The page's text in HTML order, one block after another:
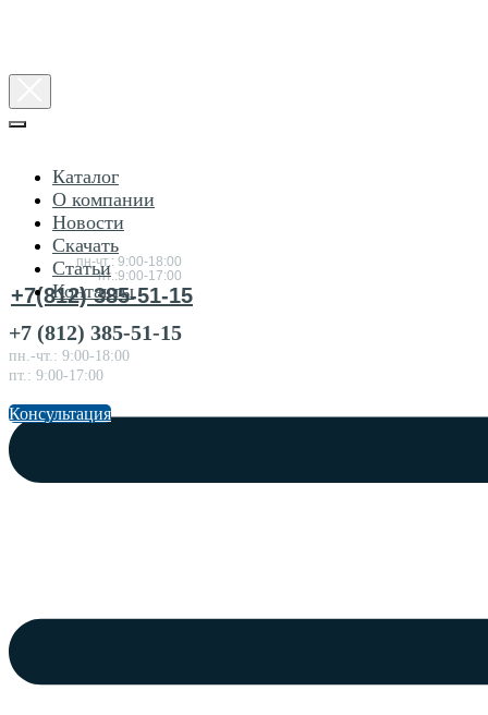
Консультация
по товарам
пн-чт.: 9:00-18:00
пт.:9:00-17:00
+7(812) 385-51-15
Каталог
О компании
Новости
Скачать
Статьи
Контакты
+7 (812) 385-51-15
пн.-чт.: 9:00-18:00
пт.: 9:00-17:00
Консультация